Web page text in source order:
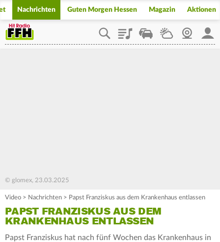
Nachrichten Guten Morgen Hessen Magazin Aktionen
PlaylistStaupilotWetterWebcam
© glomex, 23.03.2025
Video > Nachrichten > Papst Franziskus aus dem Krankenhaus entlassen
PAPST FRANZISKUS AUS DEM
KRANKENHAUS ENTLASSEN
Papst Franziskus hat nach fünf Wochen das Krankenhaus in